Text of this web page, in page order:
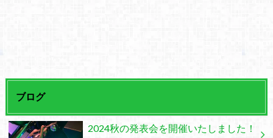
ブログ
2024秋の発表会を開催いたしました！